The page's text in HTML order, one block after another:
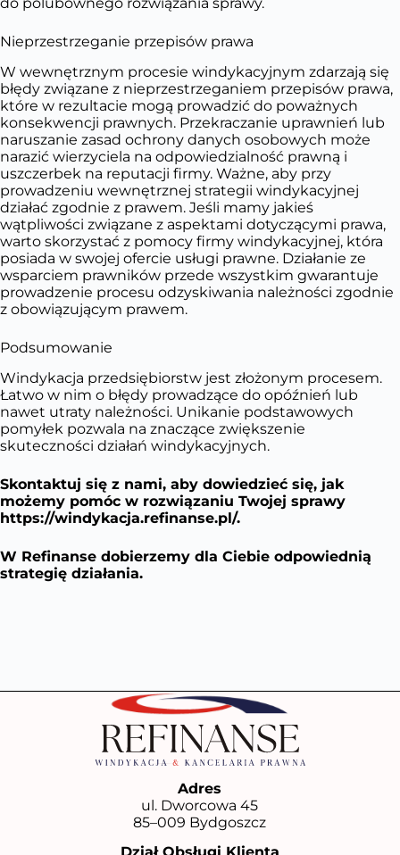
do polubownego rozwiązania sprawy.
Nieprzestrzeganie przepisów prawa
W wewnętrznym procesie windykacyjnym zdarzają się
błędy związane z nieprzestrzeganiem przepisów prawa,
które w rezultacie mogą prowadzić do poważnych
konsekwencji prawnych. Przekraczanie uprawnień lub
naruszanie zasad ochrony danych osobowych może
narazić wierzyciela na odpowiedzialność prawną i
uszczerbek na reputacji firmy. Ważne, aby przy
prowadzeniu wewnętrznej strategii windykacyjnej
działać zgodnie z prawem. Jeśli mamy jakieś
wątpliwości związane z aspektami dotyczącymi prawa,
warto skorzystać z pomocy firmy windykacyjnej, która
posiada w swojej ofercie usługi prawne. Działanie ze
wsparciem prawników przede wszystkim gwarantuje
prowadzenie procesu odzyskiwania należności zgodnie
z obowiązującym prawem.
Podsumowanie
Windykacja przedsiębiorstw jest złożonym procesem.
Łatwo w nim o błędy prowadzące do opóźnień lub
nawet utraty należności. Unikanie podstawowych
pomyłek pozwala na znaczące zwiększenie
skuteczności działań windykacyjnych.
Skontaktuj się z nami, aby dowiedzieć się, jak
możemy pomóc w rozwiązaniu Twojej sprawy
https://windykacja.refinanse.pl/.
W Refinanse dobierzemy dla Ciebie odpowiednią
strategię działania.
Adres
ul. Dworcowa 45
85–009 Bydgoszcz